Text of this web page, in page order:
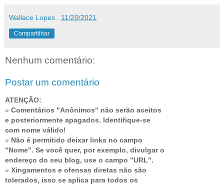
Wallace Lopes . 11/20/2021
Compartilhar
Nenhum comentário:
Postar um comentário
ATENÇÃO:
» Comentários "Anônimos" não serão aceitos
e posteriormente apagados. Identifique-se
com nome válido!
» Não é permitido deixar links no campo
"Nome". Se você quer, por exemplo, divulgar o
endereço do seu blog, use o campo "URL".
» Xingamentos e ofensas diretas não são
tolerados, isso se aplica para todos os